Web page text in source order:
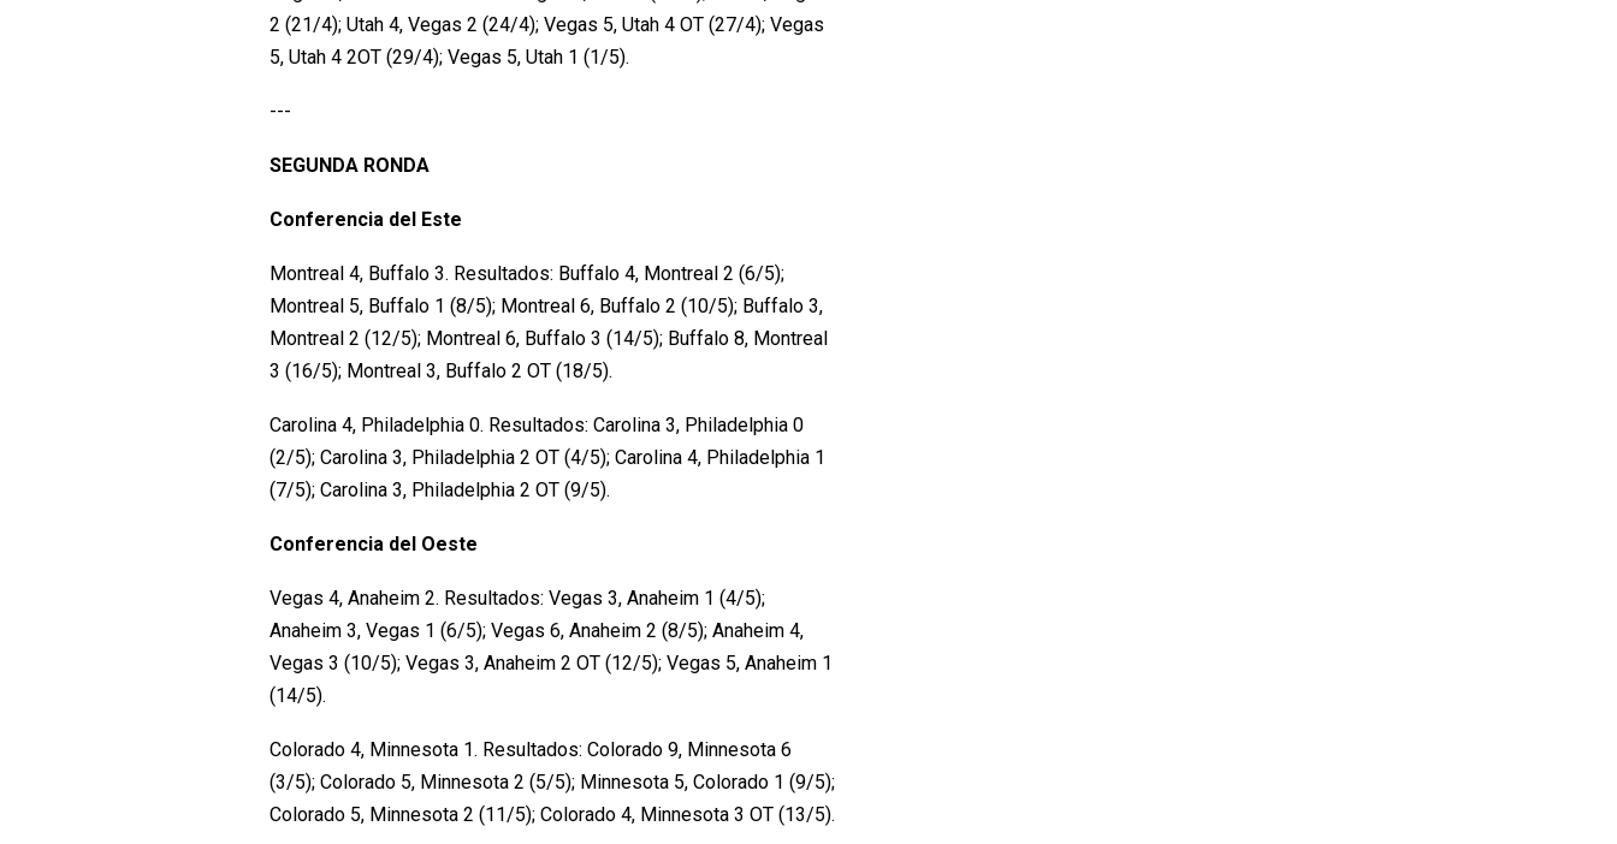
2 (21/4); Utah 4, Vegas 2 (24/4); Vegas 5, Utah 4 OT (27/4); Vegas
5, Utah 4 2OT (29/4); Vegas 5, Utah 1 (1/5).
---
SEGUNDA RONDA
Conferencia del Este
Montreal 4, Buffalo 3. Resultados: Buffalo 4, Montreal 2 (6/5);
Montreal 5, Buffalo 1 (8/5); Montreal 6, Buffalo 2 (10/5); Buffalo 3,
Montreal 2 (12/5); Montreal 6, Buffalo 3 (14/5); Buffalo 8, Montreal
3 (16/5); Montreal 3, Buffalo 2 OT (18/5).
Carolina 4, Philadelphia 0. Resultados: Carolina 3, Philadelphia 0
(2/5); Carolina 3, Philadelphia 2 OT (4/5); Carolina 4, Philadelphia 1
(7/5); Carolina 3, Philadelphia 2 OT (9/5).
Conferencia del Oeste
Vegas 4, Anaheim 2. Resultados: Vegas 3, Anaheim 1 (4/5);
Anaheim 3, Vegas 1 (6/5); Vegas 6, Anaheim 2 (8/5); Anaheim 4,
Vegas 3 (10/5); Vegas 3, Anaheim 2 OT (12/5); Vegas 5, Anaheim 1
(14/5).
Colorado 4, Minnesota 1. Resultados: Colorado 9, Minnesota 6
(3/5); Colorado 5, Minnesota 2 (5/5); Minnesota 5, Colorado 1 (9/5);
Colorado 5, Minnesota 2 (11/5); Colorado 4, Minnesota 3 OT (13/5).